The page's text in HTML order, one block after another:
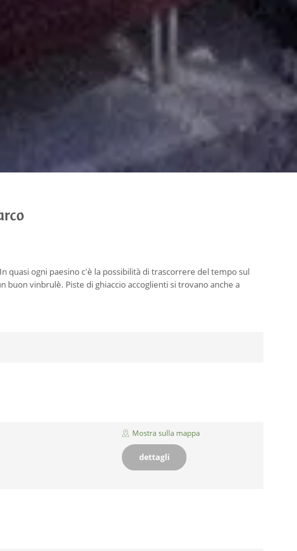
quasi ogni paesino c'è la possibilità di trascorrere del tempo sul
buon vinbrulè. Piste di ghiaccio accoglienti si trovano anche a
Mostra sulla mappa
dettagli